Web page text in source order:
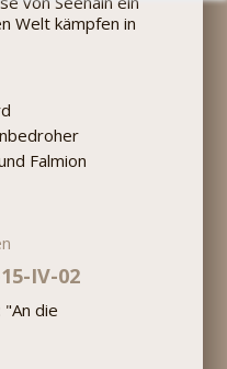
Welt kämpfen in
Falmion
IV-02
die